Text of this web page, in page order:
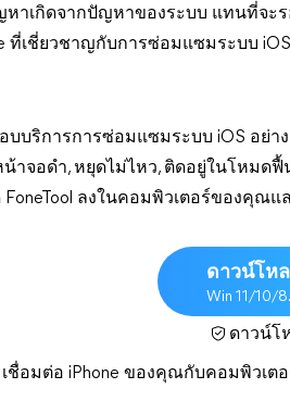
าเกิดจากปัญหาของระบบ แทนที่จะ
ที่เชี่ยวชาญกับการซ่อมแซมระบบ
อบบริการการซ่อมแซมระบบ iOS อย่
น้าจอดำ, หยุดไม่ไหว, ติดอยู่ในโหม
ลงในคอมพิวเตอร์ของคุณแ
ดาวน์โห
Win 11/10/
ดาวน์โ
ชื่อมต่อ iPhone ของคุณกับคอมพิวเตอ